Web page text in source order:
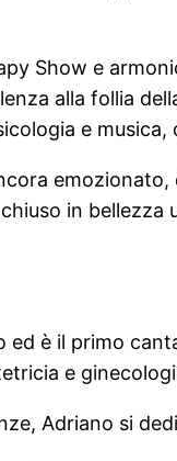
Show e
alla follia
e
in bellezza
ed è il primo
e
Adriano si